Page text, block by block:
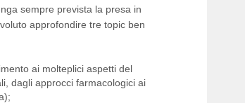
sempre prevista la presa in
approfondire tre topic ben
ai molteplici aspetti del
dagli approcci farmacologici ai